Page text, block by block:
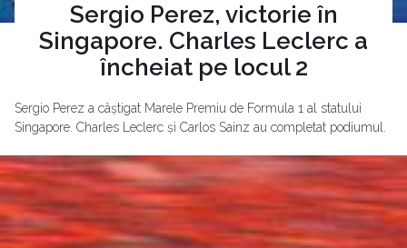
Sergio Perez, victorie în
Singapore. Charles Leclerc a
încheiat pe locul 2
Sergio Perez a câștigat Marele Premiu de Formula 1 al statului
Singapore. Charles Leclerc și Carlos Sainz au completat podiumul.